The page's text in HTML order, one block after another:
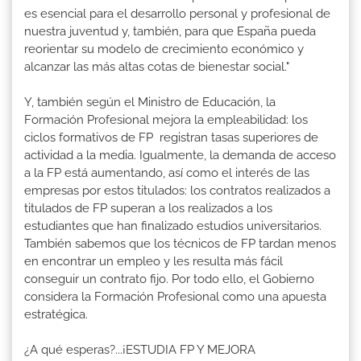
es esencial para el desarrollo personal y profesional de
nuestra juventud y, también, para que España pueda
reorientar su modelo de crecimiento económico y
alcanzar las más altas cotas de bienestar social."
Y, también según el Ministro de Educación, la
Formación Profesional mejora la empleabilidad: los
ciclos formativos de FP registran tasas superiores de
actividad a la media. Igualmente, la demanda de acceso
a la FP está aumentando, así como el interés de las
empresas por estos titulados: los contratos realizados a
titulados de FP superan a los realizados a los
estudiantes que han finalizado estudios universitarios.
También sabemos que los técnicos de FP tardan menos
en encontrar un empleo y les resulta más fácil
conseguir un contrato fijo. Por todo ello, el Gobierno
considera la Formación Profesional como una apuesta
estratégica.
¿A qué esperas?...¡ESTUDIA FP Y MEJORA